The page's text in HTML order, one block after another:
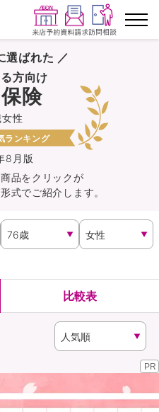
探す
す
員さま専用保険
覧
従業員さま向け
（無料）
選ばれた ／
8月版
性
方向け
険
ランキング
品をクリックが
式でご紹介します。
比較表
PR